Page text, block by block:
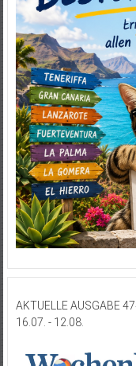
AKTUELLE AUSGABE
16.07. - 12.08.